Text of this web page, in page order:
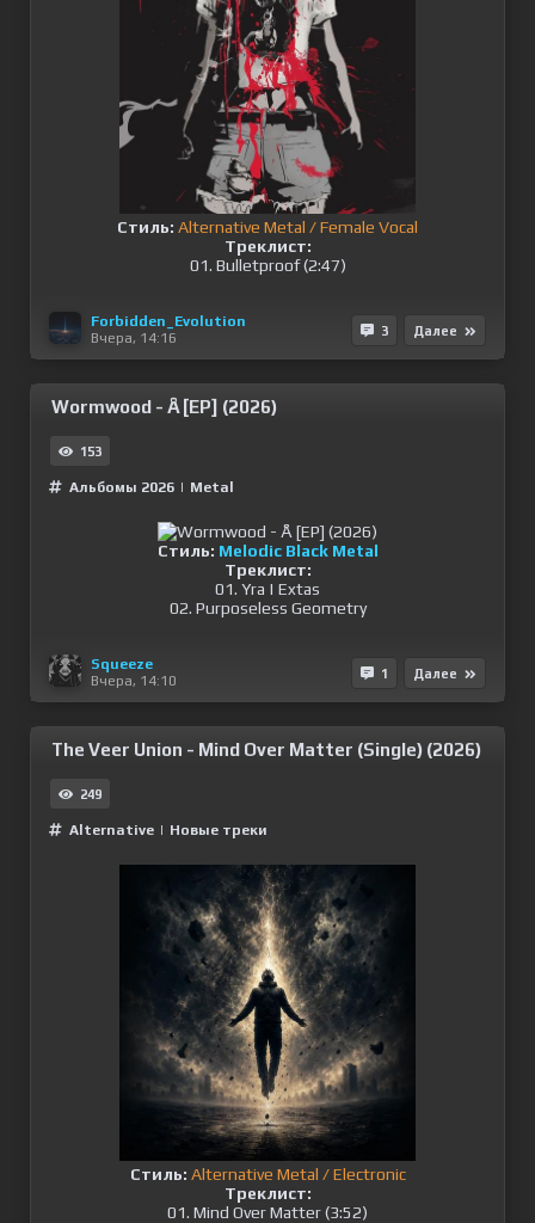
Стиль: Alternative Metal / Female Vocal
Треклист:
01. Bulletproof (2:47)
Forbidden_Evolution
Вчера, 14:16
3 Далее
Wormwood - Å [EP] (2026)
153
Альбомы 2026 | Metal
Стиль: Melodic Black Metal
Треклист:
01. Yra | Extas
02. Purposeless Geometry
Squeeze
Вчера, 14:10
1 Далее
The Veer Union - Mind Over Matter (Single) (2026)
249
Alternative | Новые треки
Стиль: Alternative Metal / Electronic
Треклист:
01. Mind Over Matter (3:52)